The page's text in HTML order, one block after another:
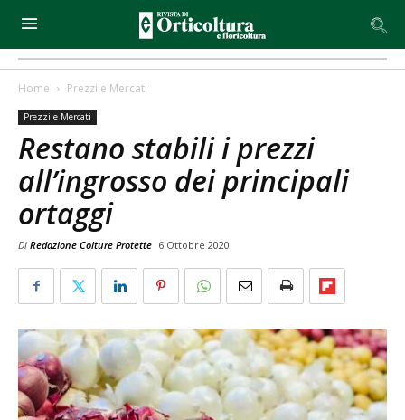
Home Prezzi e Mercati
Prezzi e Mercati
Restano stabili i prezzi
all’ingrosso dei principali
ortaggi
Di Redazione Colture Protette 6 Ottobre 2020